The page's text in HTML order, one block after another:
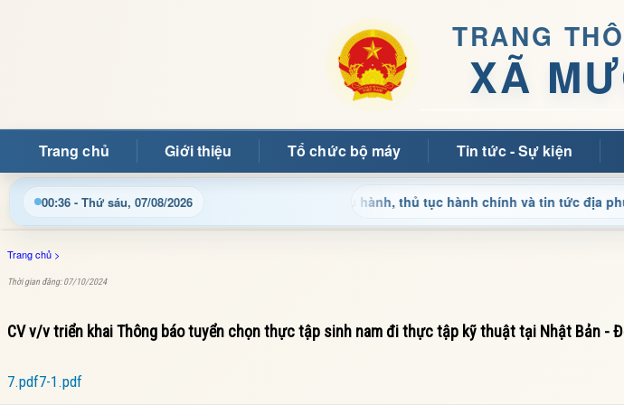
TRANG
XÃ
Trang chủ Giới thiệu Tổ chức bộ máy Tin tức - Sự kiện
00:36 - Thứ sáu, 07/08/2026
Mường Ảng Cập nhật thông tin điều hành, thủ tục hành chính và tin tức địa phương
Trang chủ >
Thời gian đăng: 07/10/2024
CV v/v triển khai Thông báo tuyển chọn thực tập sinh nam đi thực tập kỹ thuật tại Nhật Bản -
7.pdf7-1.pdf